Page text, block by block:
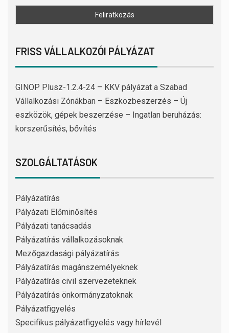
FRISS VÁLLALKOZÓI PÁLYÁZAT
GINOP Plusz-1.2.4-24 – KKV pályázat a Szabad
Vállalkozási Zónákban – Eszközbeszerzés – Új
eszközök, gépek beszerzése – Ingatlan beruházás:
korszerűsítés, bővítés
SZOLGÁLTATÁSOK
Pályázatírás
Pályázati Előminősítés
Pályázati tanácsadás
Pályázatírás vállalkozásoknak
Mezőgazdasági pályázatírás
Pályázatírás magánszemélyeknek
Pályázatírás civil szervezeteknek
Pályázatírás önkormányzatoknak
Pályázatfigyelés
Specifikus pályázatfigyelés vagy hírlevél